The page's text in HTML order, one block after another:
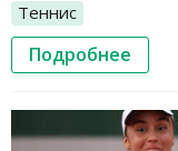
Теннис
Подробнее